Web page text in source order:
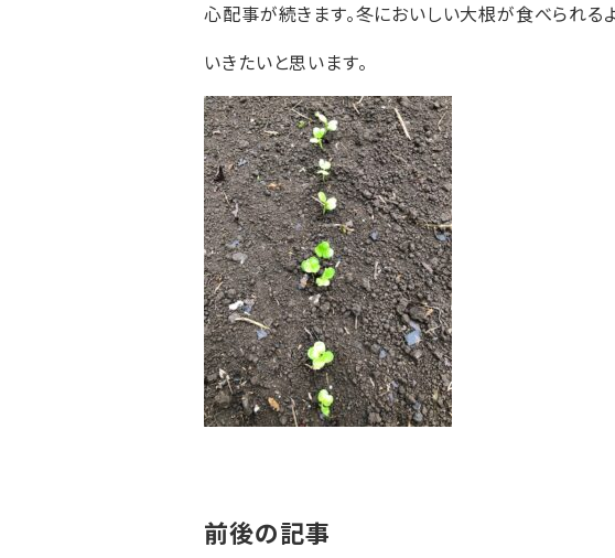
心配事が続きます。冬においしい大根が食べられる
いきたいと思います。
前後の記事